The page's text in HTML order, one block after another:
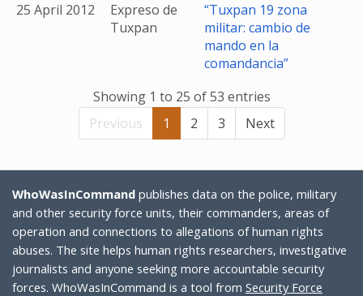
25 April 2012
Expreso de
Tuxpan
“Tuxpan 19 zona
militar: cambio de
mando en la
comandancia”
Showing 1 to 25 of 53 entries
Previous
1 2 3 Next
WhoWasInCommand publishes data on the police, military
and other security force units, their commanders, areas of
operation and connections to allegations of human rights
abuses. The site helps human rights researchers, investigative
journalists and anyone seeking more accountable security
forces. WhoWasInCommand is a tool from Security Force